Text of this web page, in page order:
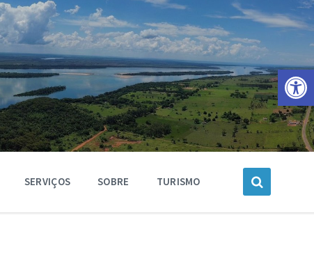
Barra de Ferramentas Aberta
SERVIÇOS SOBRE TURISMO